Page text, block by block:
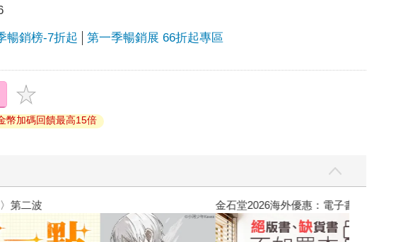
暢銷榜-7折起 第一季暢銷展 66折起專區
幣加碼回饋最高15倍
假漫博〈你好，我吃一點〉第二波 金石堂2026海